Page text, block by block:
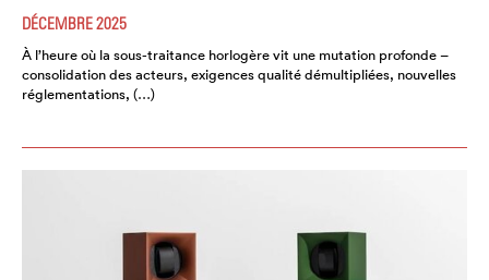
DÉCEMBRE 2025
À l’heure où la sous-traitance horlogère vit une mutation profonde –
consolidation des acteurs, exigences qualité démultipliées, nouvelles
réglementations, (…)